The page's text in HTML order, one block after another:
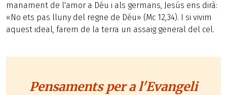
manament de l'amor a Déu i als germans, Jesús ens dirà:
«No ets pas lluny del regne de Déu» (Mc 12,34). I si vivim
aquest ideal, farem de la terra un assaig general del cel.
Pensaments per a l'Evangeli